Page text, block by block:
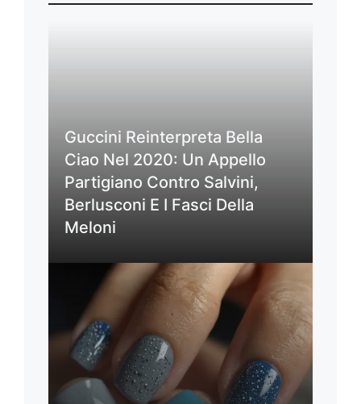
Guccini Reinterpreta Bella
Ciao Nel 2020: Un Appello
Partigiano Contro Salvini,
Berlusconi E I Fasci Della
Meloni